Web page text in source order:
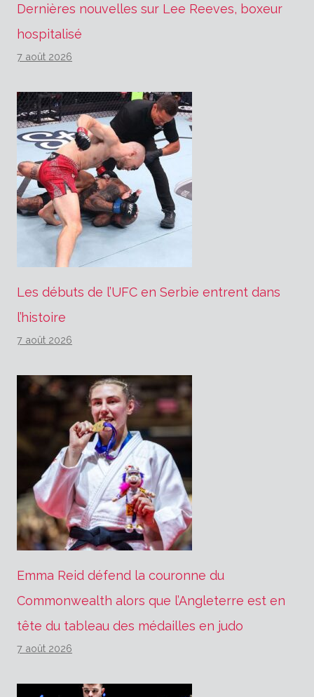
Dernières nouvelles sur Lee Reeves, boxeur
hospitalisé
7 août 2026
Les débuts de l’UFC en Serbie entrent dans
l’histoire
7 août 2026
Emma Reid défend la couronne du
Commonwealth alors que l’Angleterre est en
tête du tableau des médailles en judo
7 août 2026